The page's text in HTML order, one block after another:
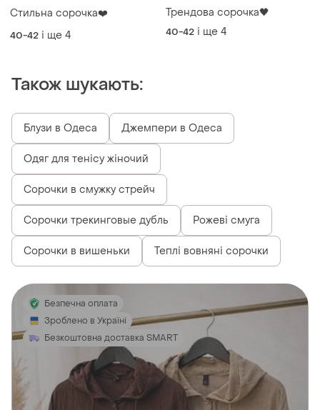
Стильна сорочка❤️
40-42 і ще 4
Трендова сорочка🖤
40-42 і ще 4
Також шукають:
Блузи в Одеса Джемпери в Одеса
Одяг для тенісу жіночий
Сорочки в смужку стрейч
Сорочки трекинговые дубль Рожеві смуга
Сорочки в вишеньки Теплі вовняні сорочки
Безпечна оплата
Зроблено в Україні
Безкоштовна доставка SMART